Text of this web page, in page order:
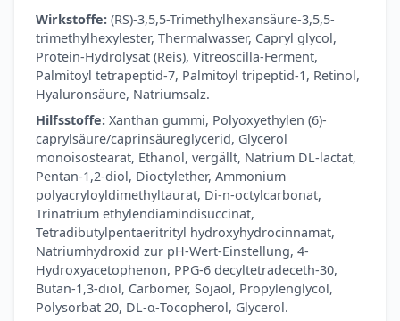
Wirkstoffe: (RS)-3,5,5-Trimethylhexansäure-3,5,5-
trimethylhexylester, Thermalwasser, Capryl glycol,
Protein-Hydrolysat (Reis), Vitreoscilla-Ferment,
Palmitoyl tetrapeptid-7, Palmitoyl tripeptid-1, Retinol,
Hyaluronsäure, Natriumsalz.
Hilfsstoffe: Xanthan gummi, Polyoxyethylen (6)-
caprylsäure/caprinsäureglycerid, Glycerol
monoisostearat, Ethanol, vergällt, Natrium DL-lactat,
Pentan-1,2-diol, Dioctylether, Ammonium
polyacryloyldimethyltaurat, Di-n-octylcarbonat,
Trinatrium ethylendiamindisuccinat,
Tetradibutylpentaeritrityl hydroxyhydrocinnamat,
Natriumhydroxid zur pH-Wert-Einstellung, 4-
Hydroxyacetophenon, PPG-6 decyltetradeceth-30,
Butan-1,3-diol, Carbomer, Sojaöl, Propylenglycol,
Polysorbat 20, DL-α-Tocopherol, Glycerol.